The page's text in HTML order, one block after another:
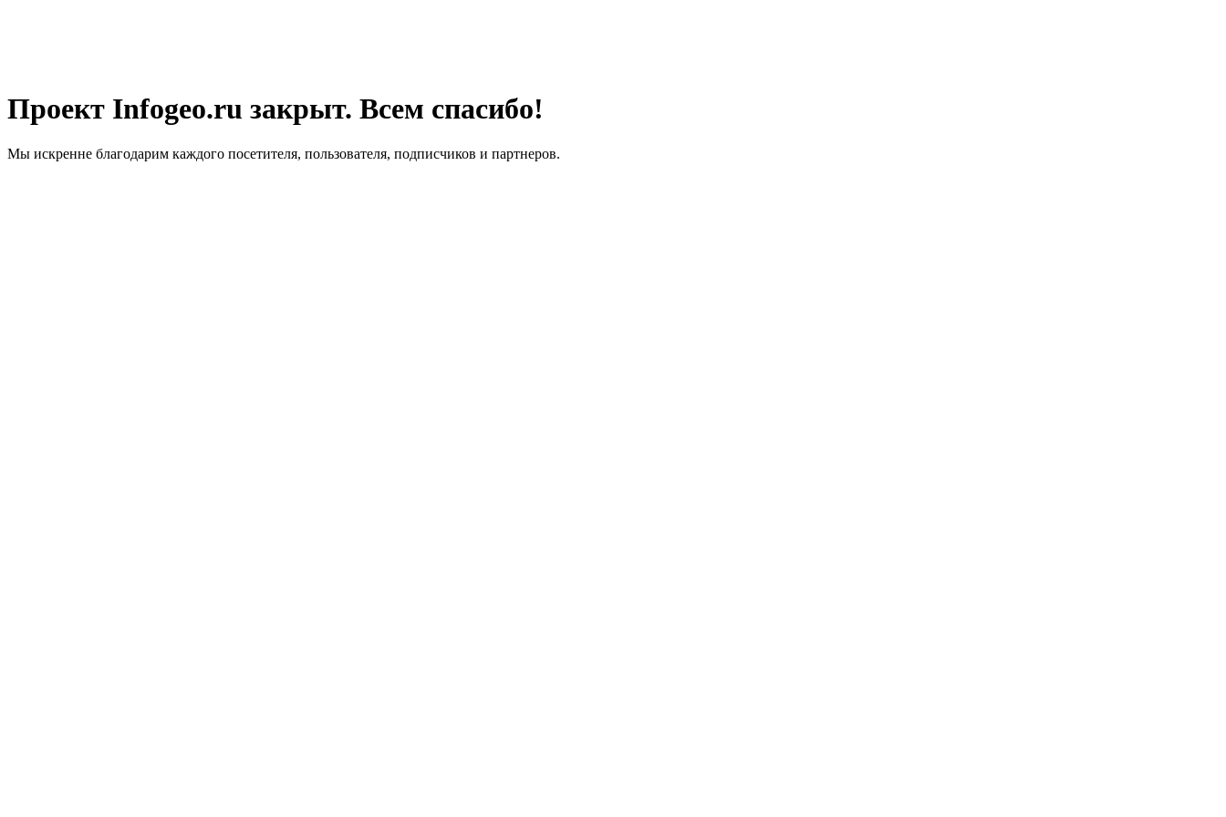
Проект Infogeo.ru закрыт. Всем спасибо!
Мы искренне благодарим каждого посетителя, пользователя, подписчиков и партнеров.